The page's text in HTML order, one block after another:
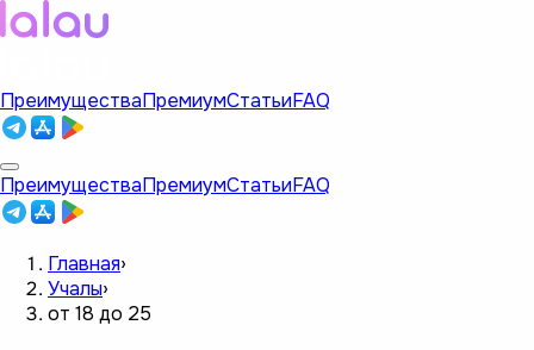
ПреимуществаПремиумСтатьиFAQ
ПреимуществаПремиумСтатьиFAQ
Главная›
Учалы›
от 18 до 25